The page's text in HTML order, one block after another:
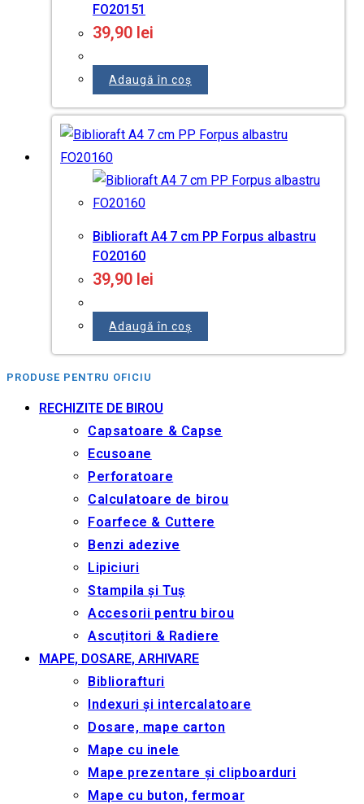
FO20151
39,90 lei
Adaugă în coș
Biblioraft A4 7 cm PP Forpus albastru
FO20160
39,90 lei
Adaugă în coș
PRODUSE PENTRU OFICIU
RECHIZITE DE BIROU
Capsatoare & Capse
Ecusoane
Perforatoare
Calculatoare de birou
Foarfece & Cuttere
Benzi adezive
Lipiciuri
Stampila și Tuș
Accesorii pentru birou
Ascuțitori & Radiere
MAPE, DOSARE, ARHIVARE
Bibliorafturi
Indexuri și intercalatoare
Dosare, mape carton
Mape cu inele
Mape prezentare și clipboarduri
Mape cu buton, fermoar